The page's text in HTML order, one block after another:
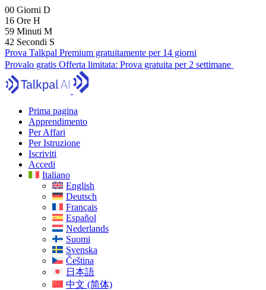
00 Giorni D
16 Ore H
59 Minuti M
41 Secondi S
Prova Talkpal Premium gratuitamente per 14 giorni
Provalo gratis Offerta limitata: Prova gratuita per 2 settimane
Prima pagina
Apprendimento
Per Affari
Per Istruzione
Iscriviti
Accedi
Italiano
English
Deutsch
Français
Español
Nederlands
Suomi
Svenska
Čeština
日本語
中文 (简体)